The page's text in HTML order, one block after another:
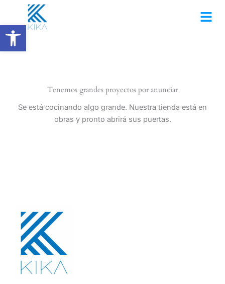
Abrir barra de herramientas
contenido
Tenemos grandes proyectos por anunciar
Se está cocinando algo grande. Nuestra tienda está en
obras y pronto abrirá sus puertas.